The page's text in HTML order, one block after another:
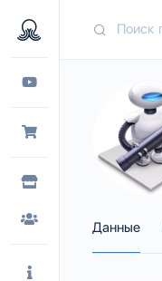
Данные